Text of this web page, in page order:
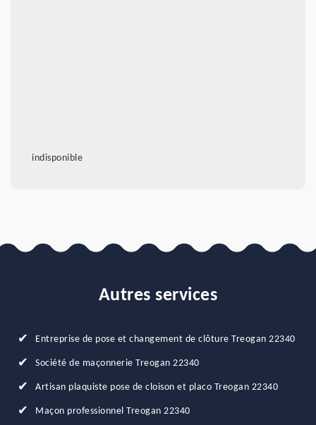
indisponible
Autres services
Entreprise de pose et changement de clôture Treogan 22340
Société de maçonnerie Treogan 22340
Artisan plaquiste pose de cloison et placo Treogan 22340
Maçon professionnel Treogan 22340